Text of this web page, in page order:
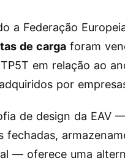
a Federação
de carga foram
TP5T em relação ao
por
de design da EAV
fechadas,
— oferece uma